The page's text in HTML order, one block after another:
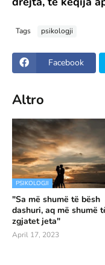
Tags psikologji
Facebook
Altro
PSIKOLOGJI
"Sa më shumë të bësh
dashuri, aq më shumë
zgjatet jeta"
April 17, 2023